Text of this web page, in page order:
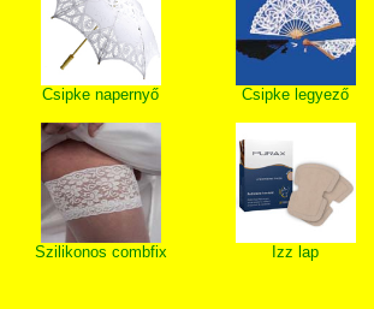
Csipke napernyő Csipke legyező
Szilikonos combfix Izz lap